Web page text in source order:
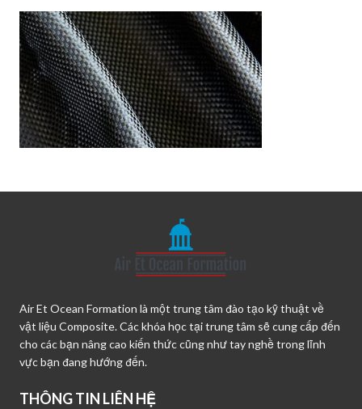
Air Et Ocean Formation là một trung tâm đào tạo kỹ thuật về
vật liệu Composite. Các khóa học tại trung tâm sẽ cung cấp đến
cho các bạn nâng cao kiến thức cũng như tay nghề trong lĩnh
vực bạn đang hướng đến.
THÔNG TIN LIÊN HỆ